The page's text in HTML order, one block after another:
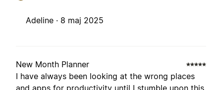
Adeline · 8 maj 2025
New Month Planner
I have always been looking at the wrong places